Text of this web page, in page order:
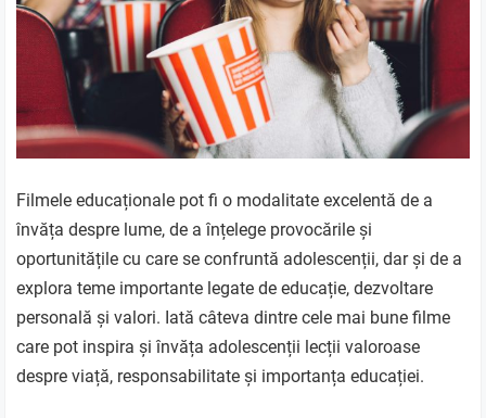
Filmele educaționale pot fi o modalitate excelentă de a
învăța despre lume, de a înțelege provocările și
oportunitățile cu care se confruntă adolescenții, dar și de a
explora teme importante legate de educație, dezvoltare
personală și valori. Iată câteva dintre cele mai bune filme
care pot inspira și învăța adolescenții lecții valoroase
despre viață, responsabilitate și importanța educației.